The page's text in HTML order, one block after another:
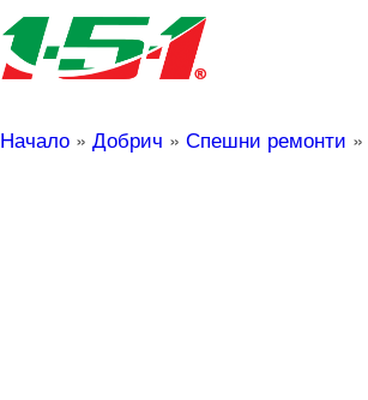
Начало » Добрич » Спешни ремонти »